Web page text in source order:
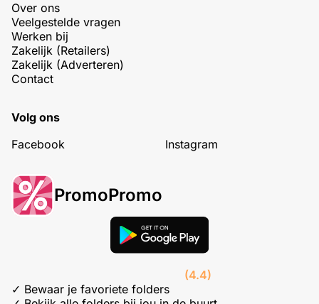
Over ons
Veelgestelde vragen
Werken bij
Zakelijk (Retailers)
Zakelijk (Adverteren)
Contact
Volg ons
Facebook
Instagram
PromoPromo
(4.4)
✓ Bewaar je favoriete folders